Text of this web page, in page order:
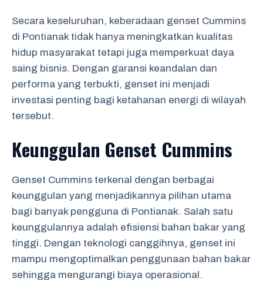
Secara keseluruhan, keberadaan genset Cummins
di Pontianak tidak hanya meningkatkan kualitas
hidup masyarakat tetapi juga memperkuat daya
saing bisnis. Dengan garansi keandalan dan
performa yang terbukti, genset ini menjadi
investasi penting bagi ketahanan energi di wilayah
tersebut.
Keunggulan Genset Cummins
Genset Cummins terkenal dengan berbagai
keunggulan yang menjadikannya pilihan utama
bagi banyak pengguna di Pontianak. Salah satu
keunggulannya adalah efisiensi bahan bakar yang
tinggi. Dengan teknologi canggihnya, genset ini
mampu mengoptimalkan penggunaan bahan bakar
sehingga mengurangi biaya operasional.